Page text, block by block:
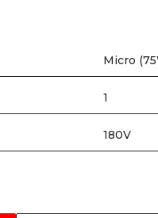
Micro
1
180V